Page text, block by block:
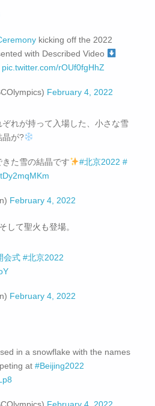
kicking off the 2022
with Described Video
pic.twitter.com/rOUf0fgHhZ
February 4, 2022
れが持って入場した、小さな雪
晶が?
た雪の結晶です #北京2022 #
February 4, 2022
して聖火も登場。
会式 #北京2022
February 4, 2022
in a snowflake with the names
at #Beijing2022